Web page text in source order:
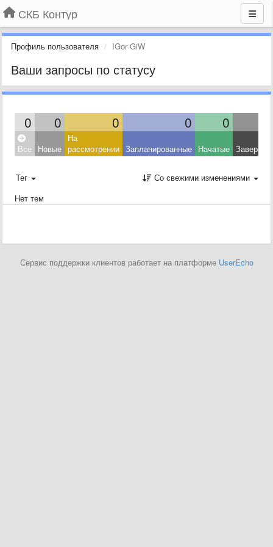
СКБ Контур
Профиль пользователя IGor GiW
Ваши запросы по статусу
0 0 0 0 0
Все Новые
На
рассмотрении Запланированные Начатые
Тег
Со свежими изменениями
Нет тем
Сервис поддержки клиентов работает на платформе UserEcho